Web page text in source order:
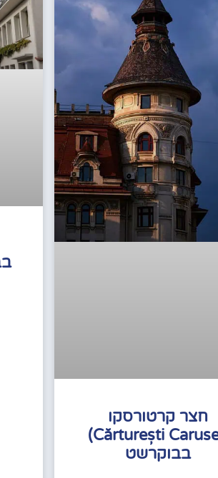
חצר קרטורסקו
(Cărturești Carusel)
בבוקרשט